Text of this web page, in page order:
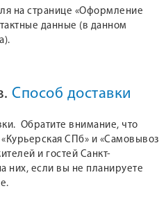
на странице «Оформление
данные (в данном
Способ доставки
Обратите внимание, что
СПб» и «Самовывоз
и гостей Санкт-
них, если вы не планируете